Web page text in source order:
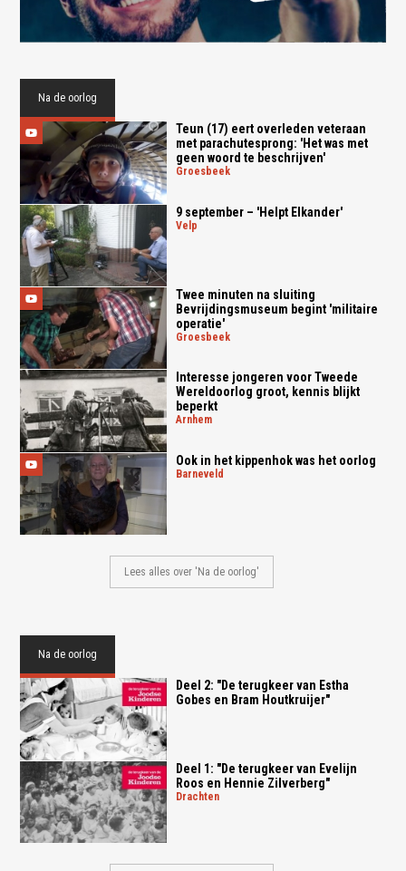
Na de oorlog
Teun (17) eert overleden veteraan
met parachutesprong: 'Het was met
geen woord te beschrijven'
groesbeek
9 september – 'Helpt Elkander'
velp
Twee minuten na sluiting
Bevrijdingsmuseum begint 'militaire
operatie'
groesbeek
Interesse jongeren voor Tweede
Wereldoorlog groot, kennis blijkt
beperkt
arnhem
Ook in het kippenhok was het oorlog
barneveld
Lees alles over 'Na de oorlog'
Na de oorlog
Deel 2: "De terugkeer van Estha
Gobes en Bram Houtkruijer"
Deel 1: "De terugkeer van Evelijn
Roos en Hennie Zilverberg"
drachten